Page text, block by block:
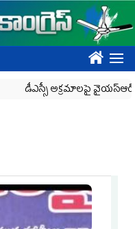
????
డీఎస్సీ అక్రమాలపై వైయ‌స్ఆర్‌సీపీ